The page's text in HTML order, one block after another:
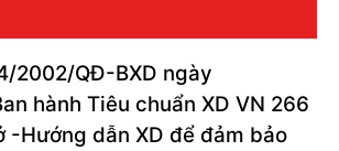
2002/QĐ-BXD ngày
hành Tiêu chuẩn XD VN 266
-Hướng dẫn XD để đảm bảo